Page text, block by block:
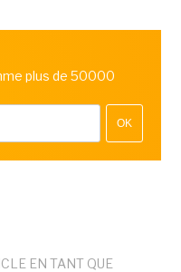
plus de 50000
OK
EN TANT QUE